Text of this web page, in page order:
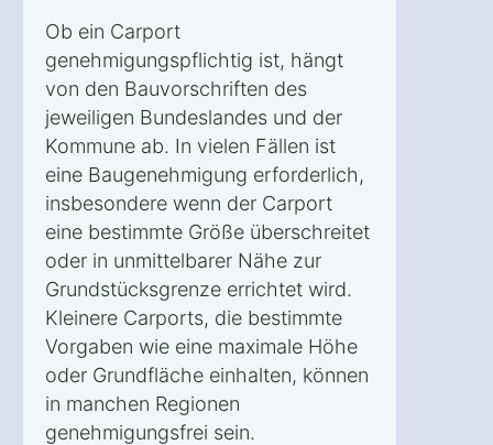
Ob ein Carport
genehmigungspflichtig ist, hängt
von den Bauvorschriften des
jeweiligen Bundeslandes und der
Kommune ab. In vielen Fällen ist
eine Baugenehmigung erforderlich,
insbesondere wenn der Carport
eine bestimmte Größe überschreitet
oder in unmittelbarer Nähe zur
Grundstücksgrenze errichtet wird.
Kleinere Carports, die bestimmte
Vorgaben wie eine maximale Höhe
oder Grundfläche einhalten, können
in manchen Regionen
genehmigungsfrei sein.